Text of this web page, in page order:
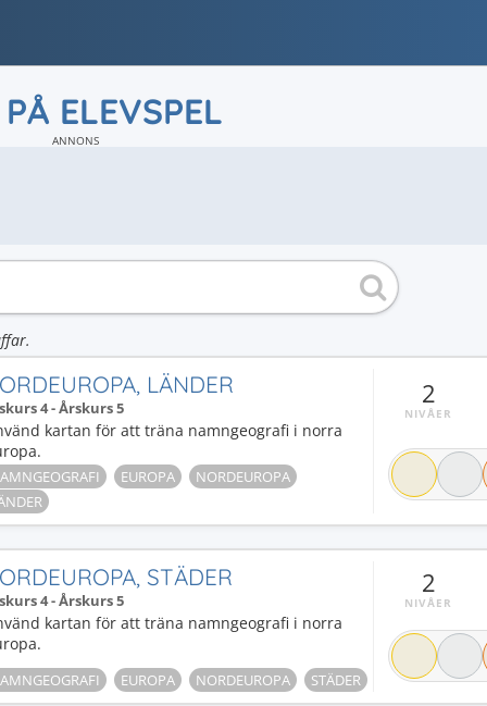
ELEVSPEL
ANNONS
LÄNDER
4 - Årskurs 5
kartan för att träna namngeografi i norra
EUROPA
NORDEUROPA
2
NIVÅER
STÄDER
4 - Årskurs 5
kartan för att träna namngeografi i norra
EUROPA NORDEUROPA STÄDER
2
NIVÅER